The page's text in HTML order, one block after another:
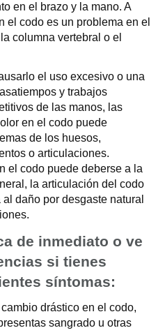
en el brazo y la mano. A
el codo es un problema en el
columna vertebral o el
el uso excesivo o una
y trabajos
de las manos, las
en el codo puede
de los huesos,
o articulaciones.
el codo puede deberse a la
la articulación del codo
daño por desgaste natural
de inmediato o ve
si tienes
síntomas:
drástico en el codo,
sangrado u otras